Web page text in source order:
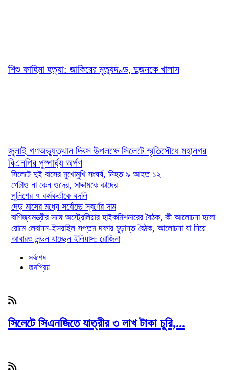
শিশু ফাহিমা হত্যা: জাকিরের মৃত্যুদণ্ড, দুজনকে খালাস
জুলাই গণঅভ্যুত্থান দিবস উপলক্ষে সিলেটে স্মৃতিসৌধে মহানগর
বিএনপির পুষ্পার্ঘ্য অর্পণ
সিলেটে দুই বাসের মুখোমুখি সংঘর্ষ, নিহত ৯ আহত ১২
পেটাও না কেন ওদের, সাদ্দামকে কাদের
পুলিশের ৭ কর্মকর্তাকে বদলি
দেড় মাসের মধ্যে সর্বোচ্চে স্বর্ণের দাম
বাণিজ্যমন্ত্রীর সঙ্গে অস্ট্রেলিয়ার হাইকমিশনারের বৈঠক, কী আলোচনা হলো
রোমে লেবানন-ইসরাইল সপ্তম দফার চূড়ান্ত বৈঠক, আলোচনা যা নিয়ে
আবারও লন্ডন যাচ্ছেন ইলিয়াস: রোজিনা
সর্বশেষ
জনপ্রিয়
সিলেটে সিএনজিতে যাত্রীর ৩ লাখ টাকা চুরি,...